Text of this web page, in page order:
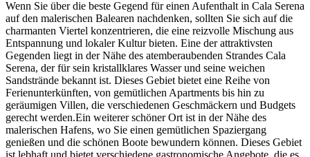
Wenn Sie über die beste Gegend für einen Aufenthalt in Cala Serena
auf den malerischen Balearen nachdenken, sollten Sie sich auf die
charmanten Viertel konzentrieren, die eine reizvolle Mischung aus
Entspannung und lokaler Kultur bieten. Eine der attraktivsten
Gegenden liegt in der Nähe des atemberaubenden Strandes Cala
Serena, der für sein kristallklares Wasser und seine weichen
Sandstrände bekannt ist. Dieses Gebiet bietet eine Reihe von
Ferienunterkünften, von gemütlichen Apartments bis hin zu
geräumigen Villen, die verschiedenen Geschmäckern und Budgets
gerecht werden.Ein weiterer schöner Ort ist in der Nähe des
malerischen Hafens, wo Sie einen gemütlichen Spaziergang
genießen und die schönen Boote bewundern können. Dieses Gebiet
ist lebhaft und bietet verschiedene gastronomische Angebote, die es